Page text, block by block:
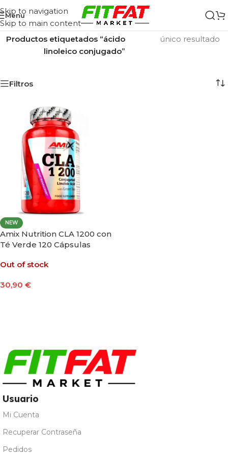
Skip to navigation
Skip to main content
Menu
Inicio/
Productos etiquetados “ácido
linoleico conjugado”
único resultado
Filtros
NEW
Amix Nutrition CLA 1200 con
Té Verde 120 Cápsulas
Out of stock
30,90 €
Usuario
Mi Cuenta
Recuperar Contraseña
Pedidos